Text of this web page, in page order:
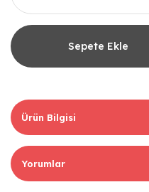
Sepete Ekle
Ürün Bilgisi
Yorumlar